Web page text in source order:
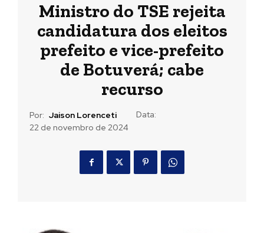
Ministro do TSE rejeita
candidatura dos eleitos
prefeito e vice-prefeito
de Botuverá; cabe
recurso
Por: Jaison Lorenceti
Data:
22 de novembro de 2024